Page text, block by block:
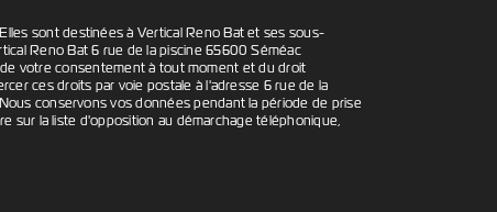
sont destinées à Vertical Reno Bat et ses sous-
Reno Bat 6 rue de la piscine 65600 Séméac
votre consentement à tout moment et du droit
ces droits par voie postale à l'adresse 6 rue de la
conservons vos données pendant la période de prise
sur la liste d'opposition au démarchage téléphonique,